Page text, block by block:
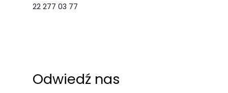
22 277 03 77
Odwiedź nas